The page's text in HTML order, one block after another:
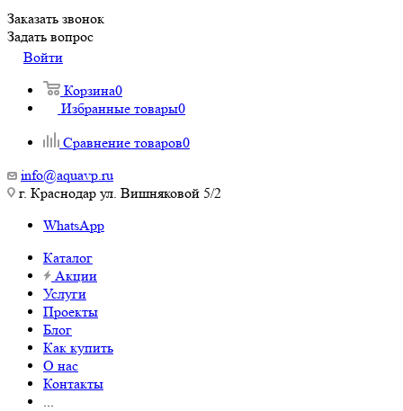
Заказать звонок
Задать вопрос
Войти
Корзина0
Избранные товары0
Сравнение товаров0
info@aquavp.ru
г. Краснодар ул. Вишняковой 5/2
WhatsApp
Каталог
Акции
Услуги
Проекты
Блог
Как купить
О нас
Контакты
...